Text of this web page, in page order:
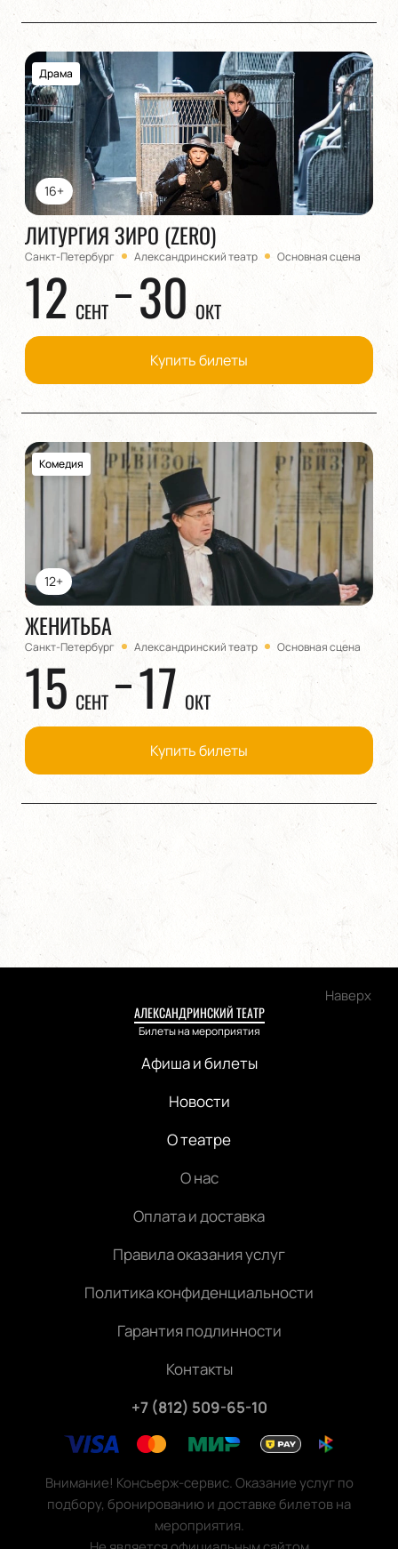
16+
Драма
ЛИТУРГИЯ ЗИРО (ZERO)
Санкт-Петербург Александринский театр Основная сцена
12 СЕНТ 30 ОКТ
Купить билеты
12+
Комедия
ЖЕНИТЬБА
Санкт-Петербург Александринский театр Основная сцена
15 СЕНТ 17 ОКТ
Купить билеты
Наверх
АЛЕКСАНДРИНСКИЙ ТЕАТР
Билеты на мероприятия
Афиша и билеты
Новости
О театре
О нас
Оплата и доставка
Правила оказания услуг
Политика конфиденциальности
Гарантия подлинности
Контакты
+7 (812) 509-65-10
Внимание! Консьерж-сервис. Оказание услуг по
подбору, бронированию и доставке билетов на
мероприятия.